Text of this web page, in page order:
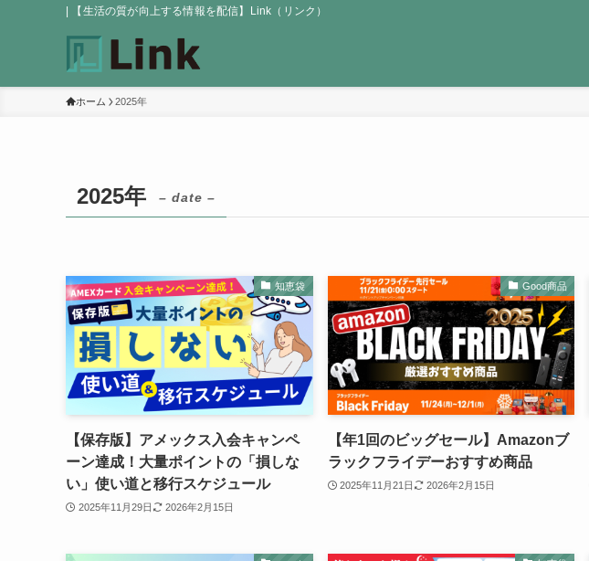
| 【生活の質が向上する情報を配信】Link（リンク）
ホーム 2025年
2025年 – date –
知恵袋
【保存版】アメックス入会キャンペ
ーン達成！大量ポイントの「損しな
い」使い道と移行スケジュール
2025年11月29日 2026年2月15日
Good商品
【年1回のビッグセール】Amazonブ
ラックフライデーおすすめ商品
2025年11月21日 2026年2月15日